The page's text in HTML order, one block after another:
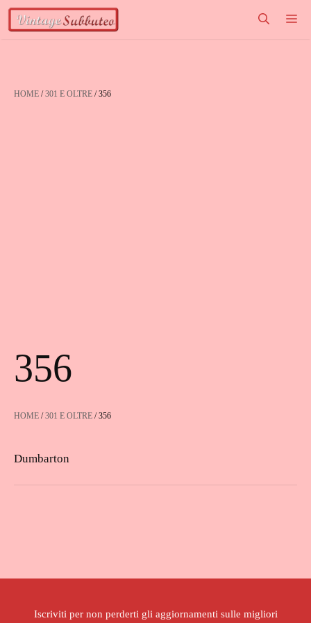
Vai
HOME /301 E OLTRE / 356
356
HOME /301 E OLTRE / 356
Dumbarton
Iscriviti per non perderti gli aggiornamenti sulle migliori